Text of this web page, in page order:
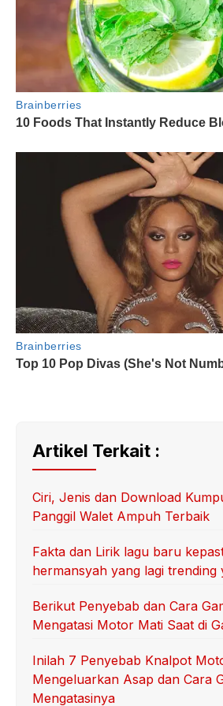
Artikel Terkait :
Ciri, Jenis dan Download
Panggil Walet Ampuh Terbaik
Fakta dan Lirik lagu baru
hermansyah yang lagi trending
Berikut Penyebab dan Cara
Mengatasi Motor Mati Saat di
Inilah 7 Penyebab Knalpot
Mengeluarkan Asap dan Cara
Mengatasinya